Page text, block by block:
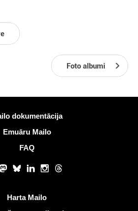
Foto albumi
dokumentācija
Emuāru Mailo
FAQ
BlueskyLinkedInInstagram
Threads
Harta Mailo